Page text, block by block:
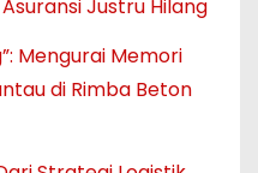
Justru Hilang
Mengurai Memori
di Rimba Beton